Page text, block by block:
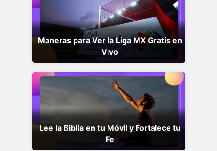
Maneras para Ver la Liga MX Gratis en
Vivo
Lee la Biblia en tu Móvil y Fortalece tu
Fe